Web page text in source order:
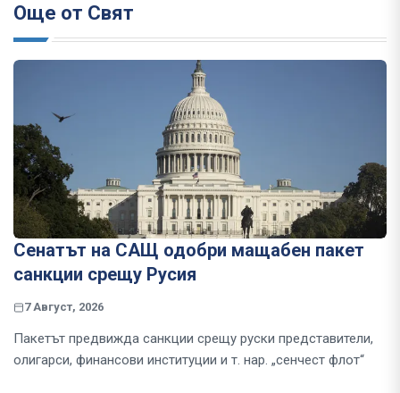
Още от Свят
Сенатът на САЩ одобри мащабен пакет
санкции срещу Русия
7 Август, 2026
Пакетът предвижда санкции срещу руски представители,
олигарси, финансови институции и т. нар. „сенчест флот“